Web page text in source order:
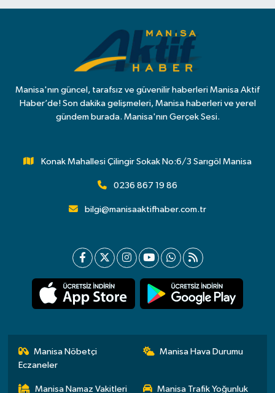
Manisa'nın güncel, tarafsız ve güvenilir haberleri Manisa Aktif
Haber’de! Son dakika gelişmeleri, Manisa haberleri ve yerel
gündem burada. Manisa'nın Gerçek Sesi.
Konak Mahallesi Çilingir Sokak No:6/3 Sarıgöl Manisa
0236 867 19 86
bilgi@manisaaktifhaber.com.tr
Manisa Nöbetçi
Eczaneler
Manisa Hava Durumu
Manisa Namaz Vakitleri Manisa Trafik Yoğunluk